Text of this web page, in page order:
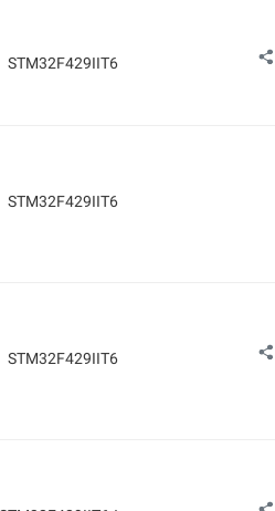
STM32F429IIT6
STM32F429IIT6
STM32F429IIT6